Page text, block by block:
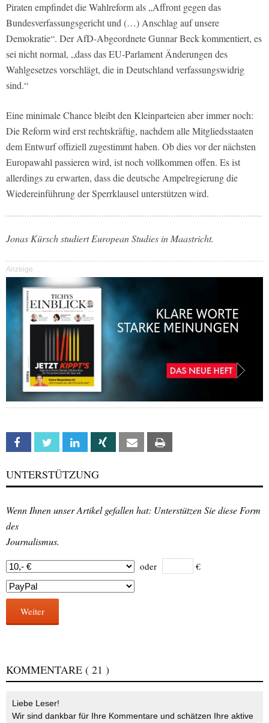
Piraten empfindet die Wahlreform als „Affront gegen das
Bundesverfassungsgericht und (…) Anschlag auf unsere
Demokratie“. Der AfD-Abgeordnete Gunnar Beck kommentiert, es
sei nicht normal, „dass das EU-Parlament Änderungen des
Wahlgesetzes vorschlägt, die in Deutschland verfassungswidrig
sind.“
Eine minimale Chance bleibt den Kleinparteien aber immer noch:
Die Reform wird erst rechtskräftig, nachdem alle Mitgliedsstaaten
dem Entwurf offiziell zugestimmt haben. Ob dies vor der nächsten
Europawahl passieren wird, ist noch vollkommen offen. Es ist
allerdings zu erwarten, dass die deutsche Ampelregierung die
Wiedereinführung der Sperrklausel unterstützen wird.
Jonas Kürsch studiert European Studies in Maastricht.
Anzeige
Facebook Twitter Linkedin Xing Email
UNTERSTÜTZUNG
Wenn Ihnen unser Artikel gefallen hat: Unterstützen Sie diese Form
des
Journalismus.
oder €
Weiter
KOMMENTARE ( 21 )
Liebe Leser!
Wir sind dankbar für Ihre Kommentare und schätzen Ihre aktive